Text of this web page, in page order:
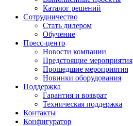
Каталог решений
Сотрудничество
Стать дилером
Обучение
Пресс-центр
Новости компании
Предстоящие мероприятия
Прошедшие мероприятия
Новинки оборудования
Поддержка
Гарантия и возврат
Техническая поддержка
Контакты
Конфигуратор